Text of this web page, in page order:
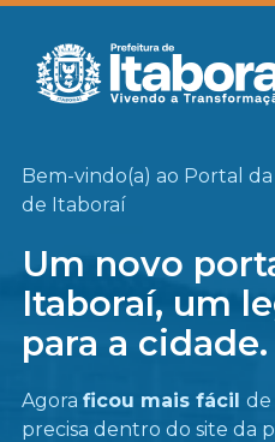
Bem-vindo(a) ao Portal
de Itaboraí
Um novo
Itaboraí, um
para a cidade.
Agora ficou mais fácil de
precisa dentro do site da